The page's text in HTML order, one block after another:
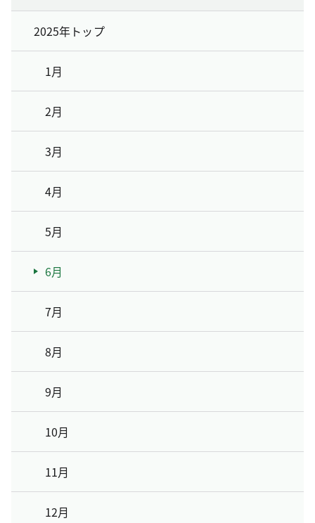
2025年トップ
1月
2月
3月
4月
5月
6月
7月
8月
9月
10月
11月
12月